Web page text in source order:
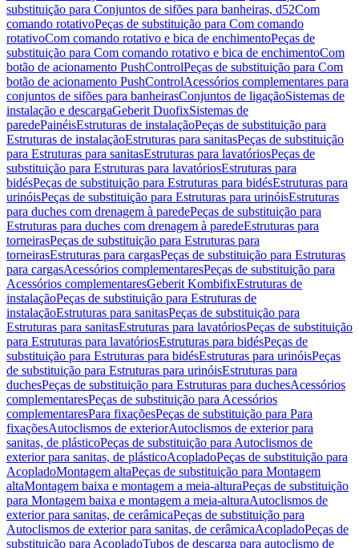
substituição para Conjuntos de sifões para banheiras, d52Com
comando rotativoPeças de substituição para Com comando
rotativoCom comando rotativo e bica de enchimentoPeças de
substituição para Com comando rotativo e bica de enchimentoCom
botão de acionamento PushControlPeças de substituição para Com
botão de acionamento PushControlAcessórios complementares para
conjuntos de sifões para banheirasConjuntos de ligaçãoSistemas de
instalação e descargaGeberit DuofixSistemas de
paredePainéisEstruturas de instalaçãoPeças de substituição para
Estruturas de instalaçãoEstruturas para sanitasPeças de substituição
para Estruturas para sanitasEstruturas para lavatóriosPeças de
substituição para Estruturas para lavatóriosEstruturas para
bidésPeças de substituição para Estruturas para bidésEstruturas para
urinóisPeças de substituição para Estruturas para urinóisEstruturas
para duches com drenagem à paredePeças de substituição para
Estruturas para duches com drenagem à paredeEstruturas para
torneirasPeças de substituição para Estruturas para
torneirasEstruturas para cargasPeças de substituição para Estruturas
para cargasAcessórios complementaresPeças de substituição para
Acessórios complementaresGeberit KombifixEstruturas de
instalaçãoPeças de substituição para Estruturas de
instalaçãoEstruturas para sanitasPeças de substituição para
Estruturas para sanitasEstruturas para lavatóriosPeças de substituição
para Estruturas para lavatóriosEstruturas para bidésPeças de
substituição para Estruturas para bidésEstruturas para urinóisPeças
de substituição para Estruturas para urinóisEstruturas para
duchesPeças de substituição para Estruturas para duchesAcessórios
complementaresPeças de substituição para Acessórios
complementaresPara fixaçõesPeças de substituição para Para
fixaçõesAutoclismos de exteriorAutoclismos de exterior para
sanitas, de plásticoPeças de substituição para Autoclismos de
exterior para sanitas, de plásticoAcopladoPeças de substituição para
AcopladoMontagem altaPeças de substituição para Montagem
altaMontagem baixa e montagem a meia-alturaPeças de substituição
para Montagem baixa e montagem a meia-alturaAutoclismos de
exterior para sanitas, de cerâmicaPeças de substituição para
Autoclismos de exterior para sanitas, de cerâmicaAcopladoPeças de
substituição para AcopladoTubos de descarga para autoclismo de